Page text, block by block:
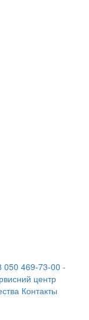
050 469-73-00 -
центр
Контакты